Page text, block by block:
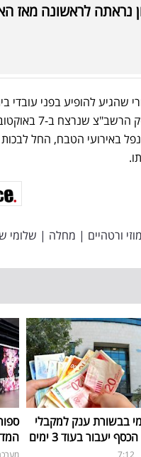
נראתה לראשונה מאז
שהגיע להופיע בפני עובדי
עזה. במלך ההופעה,
באירועי הטבח, החל לבכות
מוזי ורטהיים | מחלה | שלומי
בבשורת ענק למקבלי
יעבור בעוד 3 ימים
המדויק